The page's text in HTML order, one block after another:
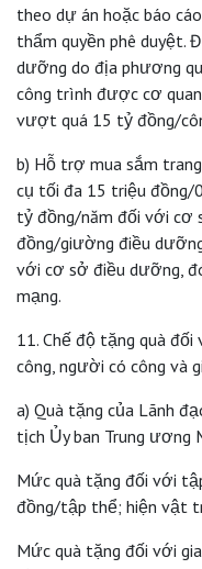
theo dự án hoặc báo
thẩm quyền phê duyệt.
dưỡng do địa phương
công trình được cơ
vượt quá 15 tỷ đồng/
b) Hỗ trợ mua sắm
cụ tối đa 15 triệu đồng/
tỷ đồng/năm đối với cơ
đồng/giường điều
với cơ sở điều dưỡng,
mạng.
11. Chế độ tặng quà
công, người có công và
a) Quà tặng của Lãnh
tịch Ủy ban Trung ương
Mức quà tặng đối với
đồng/tập thể; hiện vật
Mức quà tặng đối với